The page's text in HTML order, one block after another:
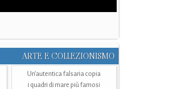
ARTE E COLLEZIONISMO
Un’autentica falsaria copia
i quadri di mare più famosi